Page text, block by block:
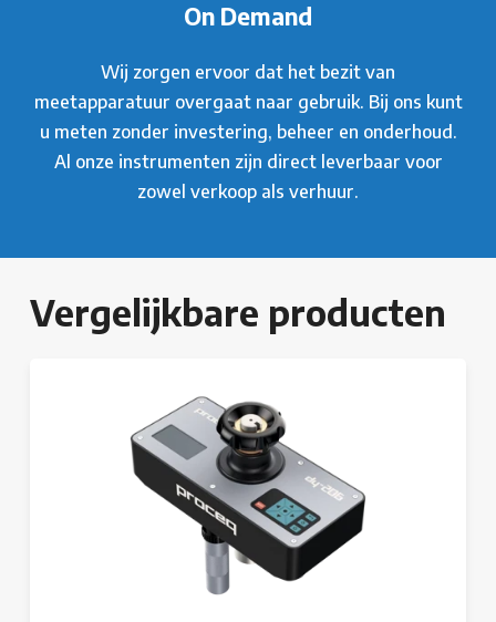
On Demand
Wij zorgen ervoor dat het bezit van
meetapparatuur overgaat naar gebruik. Bij ons kunt
u meten zonder investering, beheer en onderhoud.
Al onze instrumenten zijn direct leverbaar voor
zowel verkoop als verhuur.
Vergelijkbare producten